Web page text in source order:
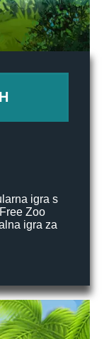
igra s
Zoo
igra za